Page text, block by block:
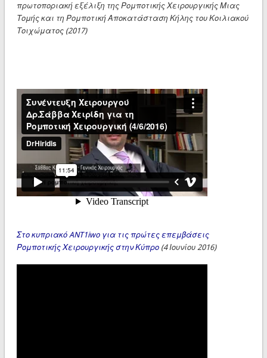
πρωτοποριακή εξέλιξη της Ρομποτικής Χειρουργικής Μιας
Τομής και τη Ρομποτική Αποκατάσταση Κήλης του Κοιλιακού
Τοιχώματος (2017)
Στο κυπριακό ANT1iwo για τις πρώτες επεμβάσεις
Ρομποτικής Χειρουργικής στην Κύπρο(4 Ιουνίου 2016)